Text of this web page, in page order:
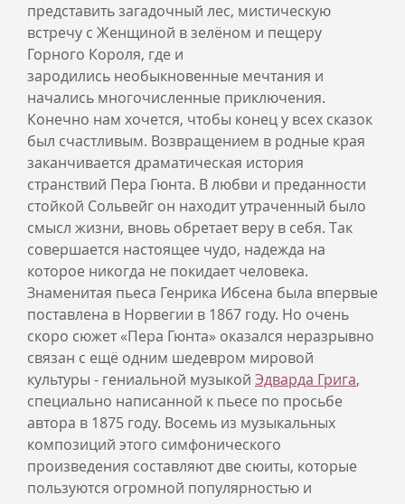
представить загадочный лес, мистическую
встречу с Женщиной в зелёном и пещеру
Горного Короля, где и
зародились необыкновенные мечтания и
начались многочисленные приключения.
Конечно нам хочется, чтобы конец у всех сказок
был счастливым. Возвращением в родные края
заканчивается драматическая история
странствий Пера Гюнта. В любви и преданности
стойкой Сольвейг он находит утраченный было
смысл жизни, вновь обретает веру в себя. Так
совершается настоящее чудо, надежда на
которое никогда не покидает человека.
Знаменитая пьеса Генрика Ибсена была впервые
поставлена в Норвегии в 1867 году. Но очень
скоро сюжет «Пера Гюнта» оказался неразрывно
связан с ещё одним шедевром мировой
культуры - гениальной музыкой Эдварда Грига,
специально написанной к пьесе по просьбе
автора в 1875 году. Восемь из музыкальных
композиций этого симфонического
произведения составляют две сюиты, которые
пользуются огромной популярностью и